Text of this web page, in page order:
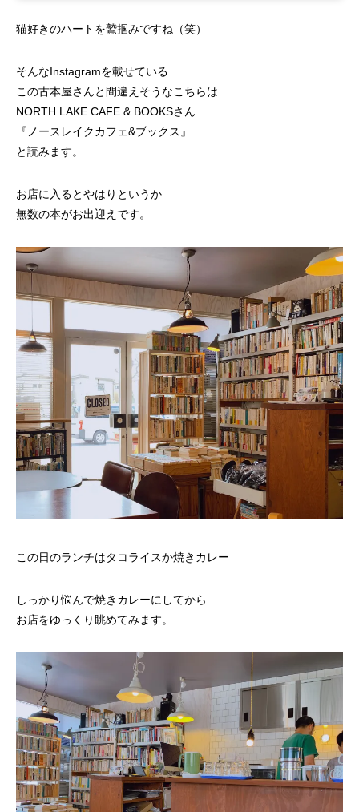
猫好きのハートを鷲掴みですね（笑）
そんなInstagramを載せている
この古本屋さんと間違えそうなこちらは
NORTH LAKE CAFE & BOOKSさん
『ノースレイクカフェ&ブックス』
と読みます。
お店に入るとやはりというか
無数の本がお出迎えです。
この日のランチはタコライスか焼きカレー
しっかり悩んで焼きカレーにしてから
お店をゆっくり眺めてみます。